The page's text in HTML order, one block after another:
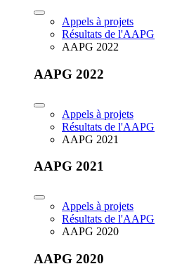
Appels à projets
Résultats de l'AAPG
AAPG 2022
AAPG 2022
Appels à projets
Résultats de l'AAPG
AAPG 2021
AAPG 2021
Appels à projets
Résultats de l'AAPG
AAPG 2020
AAPG 2020